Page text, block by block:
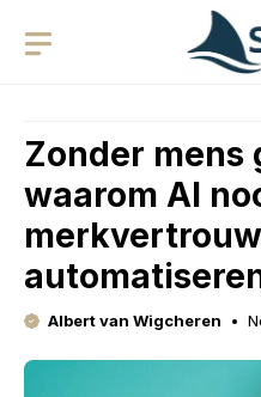
Zonder mens
waarom AI
Albert van Wigcheren